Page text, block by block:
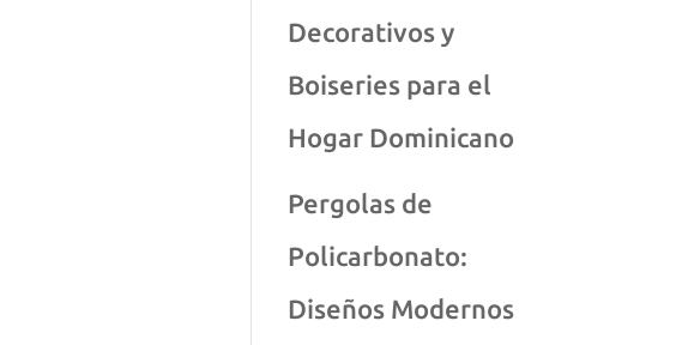
Decorativos y
Boiseries para el
Hogar Dominicano
Pergolas de
Policarbonato:
Diseños Modernos